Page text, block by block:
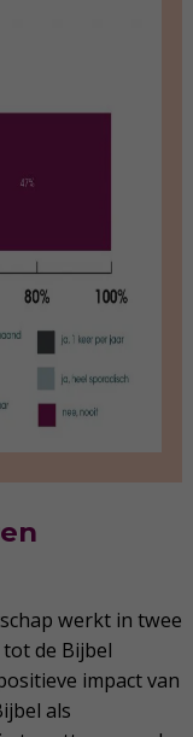
werkt in twee
de Bijbel
impact van
als